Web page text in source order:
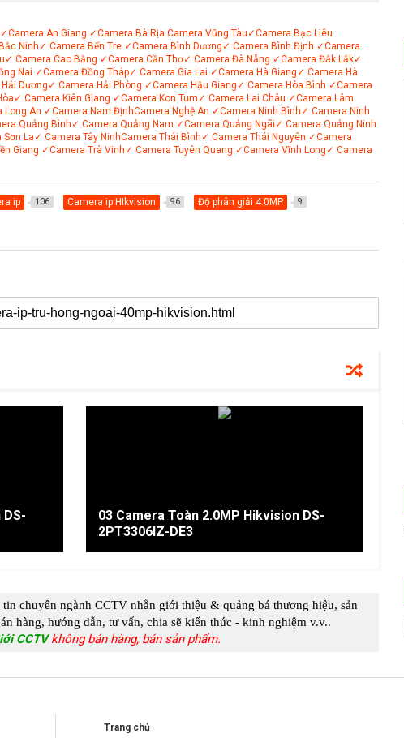
✓Camera An Giang ✓Camera Bà Rịa Camera Vũng Tàu ✓Camera Bạc Liêu
Ninh ✓ Camera Bến Tre ✓Camera Bình Dương ✓ Camera Bình Định ✓Camera
✓ Camera Cao Bằng ✓Camera Cần Thơ✓ Camera Đà Nẵng ✓Camera Đắk Lắk✓
Nai ✓Camera Đồng Tháp✓ Camera Gia Lai ✓Camera Hà Giang ✓ Camera Hà
Dương ✓ Camera Hải Phòng ✓Camera Hậu Giang ✓ Camera Hòa Bình ✓Camera
✓ Camera Kiên Giang ✓Camera Kon Tum ✓ Camera Lai Châu ✓Camera Lâm
Long An ✓Camera Nam ĐịnhCamera Nghệ An ✓Camera Ninh Bình ✓ Camera Ninh
Quảng Bình ✓ Camera Quảng Nam ✓Camera Quảng Ngãi ✓ Camera Quảng Ninh
Sơn La ✓ Camera Tây NinhCamera Thái Bình ✓ Camera Thái Nguyên ✓Camera
Giang ✓Camera Trà Vinh ✓ Camera Tuyên Quang ✓Camera Vĩnh Long ✓ Camera
ip 106 Camera ip HIkvision 96 Độ phân giải 4.0MP 9
03 Camera Toàn 2.0MP Hikvision DS-
2PT3306IZ-DE3
tin chuyên ngành CCTVnhằn giới thiệu & quảng bá thương hiệu, sản
hàng, hướng dẫn, tư vấn, chia sẽ kiến thức - kinh nghiệm v.v..
CCTV không bán hàng, bán sản phẩm.
Trang chủ